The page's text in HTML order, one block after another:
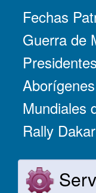
Fechas
Guerra de
Presidentes
Mundiales
Rally Dakar